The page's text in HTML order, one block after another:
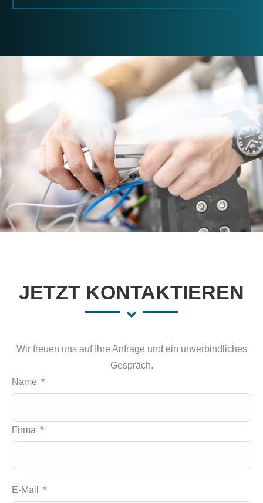
JETZT KONTAKTIEREN
Wir freuen uns auf Ihre Anfrage und ein unverbindliches
Gespräch.
Name
Firma
E-Mail